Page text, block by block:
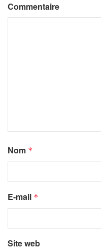
Commentaire
Nom *
E-mail *
Site web